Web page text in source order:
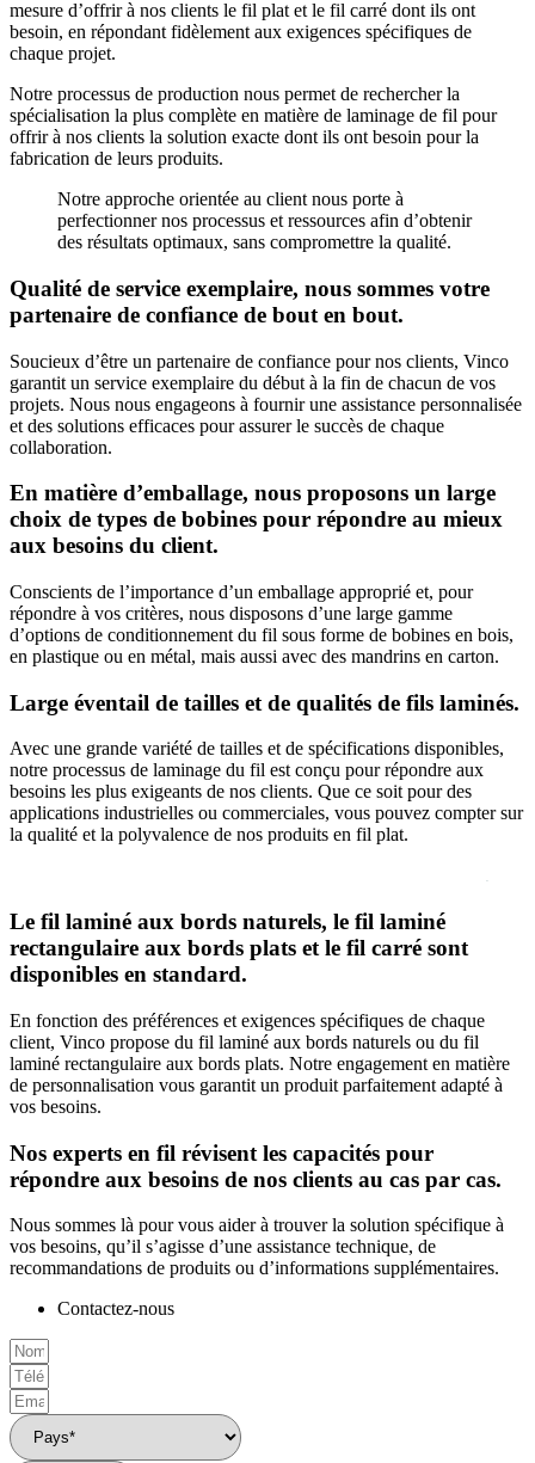
mesure d’offrir à nos clients le fil plat et le fil carré dont ils ont
besoin, en répondant fidèlement aux exigences spécifiques de
chaque projet.
Notre processus de production nous permet de rechercher la
spécialisation la plus complète en matière de laminage de fil pour
offrir à nos clients la solution exacte dont ils ont besoin pour la
fabrication de leurs produits.
Notre approche orientée au client nous porte à
perfectionner nos processus et ressources afin d’obtenir
des résultats optimaux, sans compromettre la qualité.
Qualité de service exemplaire, nous sommes votre
partenaire de confiance de bout en bout.
Soucieux d’être un partenaire de confiance pour nos clients, Vinco
garantit un service exemplaire du début à la fin de chacun de vos
projets. Nous nous engageons à fournir une assistance personnalisée
et des solutions efficaces pour assurer le succès de chaque
collaboration.
En matière d’emballage, nous proposons un large
choix de types de bobines pour répondre au mieux
aux besoins du client.
Conscients de l’importance d’un emballage approprié et, pour
répondre à vos critères, nous disposons d’une large gamme
d’options de conditionnement du fil sous forme de bobines en bois,
en plastique ou en métal, mais aussi avec des mandrins en carton.
Large éventail de tailles et de qualités de fils laminés.
Avec une grande variété de tailles et de spécifications disponibles,
notre processus de laminage du fil est conçu pour répondre aux
besoins les plus exigeants de nos clients. Que ce soit pour des
applications industrielles ou commerciales, vous pouvez compter sur
la qualité et la polyvalence de nos produits en fil plat.
Le fil laminé aux bords naturels, le fil laminé
rectangulaire aux bords plats et le fil carré sont
disponibles en standard.
En fonction des préférences et exigences spécifiques de chaque
client, Vinco propose du fil laminé aux bords naturels ou du fil
laminé rectangulaire aux bords plats. Notre engagement en matière
de personnalisation vous garantit un produit parfaitement adapté à
vos besoins.
Nos experts en fil révisent les capacités pour
répondre aux besoins de nos clients au cas par cas.
Nous sommes là pour vous aider à trouver la solution spécifique à
vos besoins, qu’il s’agisse d’une assistance technique, de
recommandations de produits ou d’informations supplémentaires.
Contactez-nous